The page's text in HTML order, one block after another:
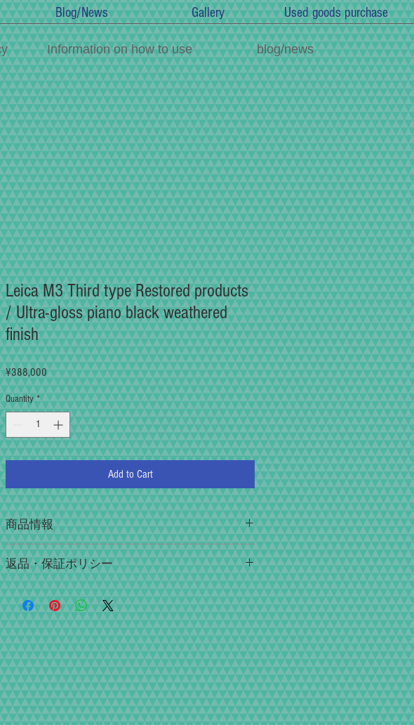
Blog/News Gallery Used goods purchase
Information on how to use blog/news
Leica M3 Third type Restored products
/ Ultra-gloss piano black weathered
finish
¥388,000Price
Quantity *
Add to Cart
商品情報
フルレストアサービスでは、「撮る・操る・所有する」
楽しみを提供することに重点を置いています。
ファインダーの見やすさ、二重像の見え方、距離計のピ
ント精度、シャッタースピードの精度、シャッターを押
したときの感触や音など、すべてをご満足いただけるま
で丁寧に調整しています。 調整はもちろん、専用のデジ
タル測定器によるテストも行っております。
カメラのメカニズムを再現するとともに、外装デザイン
もリペイントし、クラシックカメラの魅力を最大限に引
き出します。
リペイントは高級塗装ですので仕上がりは非常に綺麗で
すが、許容範囲内のホコリやピンホールが発生する場合
返品・保証ポリシー
初期不良や配送事故による故障の場合は商品到着後3日
以内にご連絡下さい。 ご返送いただけましたら、責任を
持って無償修理させていただきます。 （復興堂保証規定
による）